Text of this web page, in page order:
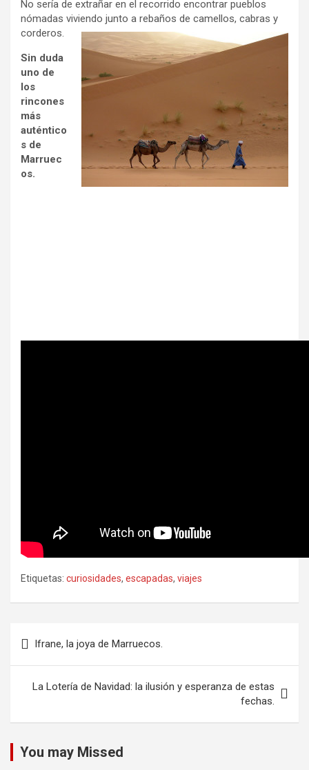
No sería de extrañar en el recorrido encontrar pueblos
nómadas viviendo junto a rebaños de camellos, cabras y
corderos.
Sin duda
uno de
los
rincones
más
auténtico
s de
Marruec
os.
Etiquetas: curiosidades, escapadas, viajes
de
entradas
Ifrane, la joya de Marruecos.
La Lotería de Navidad: la ilusión y esperanza de estas
fechas.
You may Missed